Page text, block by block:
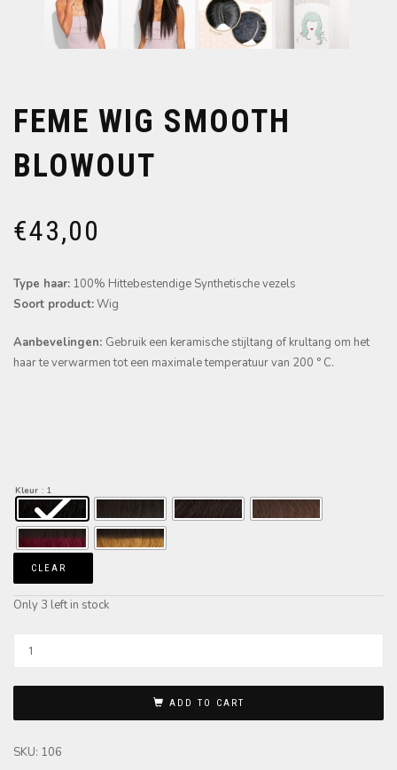
FEME WIG SMOOTH
BLOWOUT
€43,00
Type haar: 100% Hittebestendige Synthetische vezels
Soort product:Wig
Aanbevelingen: Gebruik een keramische stijltang of krultang om het
haar te verwarmen tot een maximale temperatuur van 200 ° C.
Kleur : 1
CLEAR
Only 3 left in stock
ADD TO CART
SKU: 106